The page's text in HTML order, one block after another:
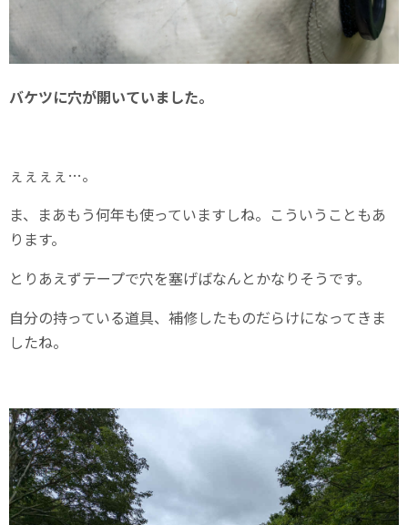
バケツに穴が開いていました。
ぇぇぇぇ…。
ま、まあもう何年も使っていますしね。こういうこともあ
ります。
とりあえずテープで穴を塞げばなんとかなりそうです。
自分の持っている道具、補修したものだらけになってきま
したね。